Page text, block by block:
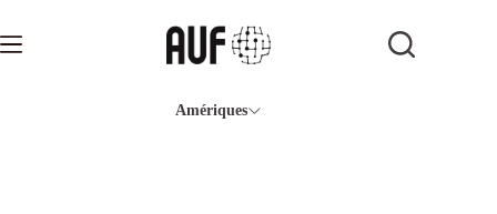
contenu
Amériques